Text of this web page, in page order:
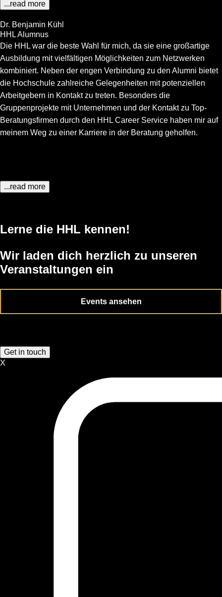
...read more
Dr. Benjamin Kühl
HHL Alumnus
Die HHL war die beste Wahl für mich, da sie eine großartige
Ausbildung mit vielfältigen Möglichkeiten zum Netzwerken
kombiniert. Neben der engen Verbindung zu den Alumni bietet
die Hochschule zahlreiche Gelegenheiten mit potenziellen
Arbeitgebern in Kontakt zu treten. Besonders die
Gruppenprojekte mit Unternehmen und der Kontakt zu Top-
Beratungsfirmen durch den HHL Career Service haben mir auf
meinem Weg zu einer Karriere in der Beratung geholfen.
...read more
Lerne die HHL kennen!
Wir laden dich herzlich zu unseren
Veranstaltungen ein
Events ansehen
Get in touch
X